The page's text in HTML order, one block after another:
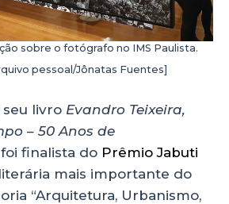
sobre o fotógrafo no IMS Paulista.
pessoal/Jônatas Fuentes]
seu livro Evandro Teixeira,
– 50 Anos de
foi finalista do Prêmio Jabuti
mais importante do
“Arquitetura, Urbanismo,